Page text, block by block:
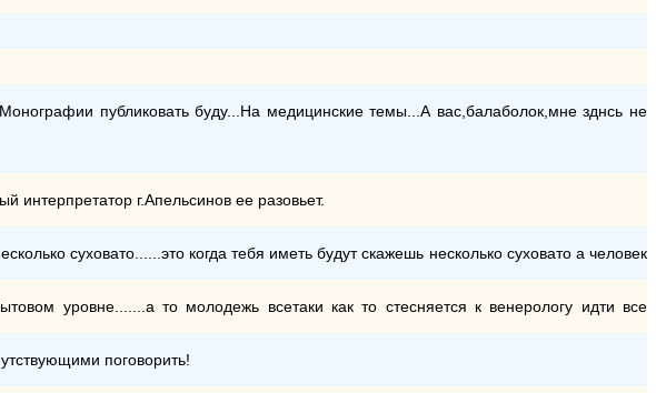
публиковать буду...На медицинские темы...А вас,балаболок,мне зднсь не
интерпретатор г.Апельсинов ее разовьет.
суховато......это когда тебя иметь будут скажешь несколько суховато а человек
уровне.......а то молодежь всетаки как то стесняется к венерологу идти все
поговорить!